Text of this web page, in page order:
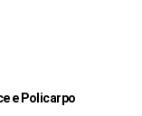
e Policarpo